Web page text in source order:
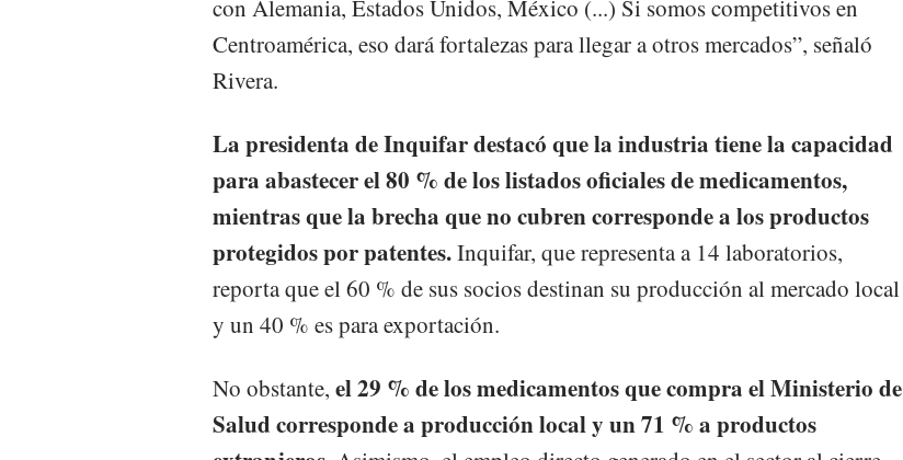
con Alemania, Estados Unidos, México (...) Si somos competitivos en
Centroamérica, eso dará fortalezas para llegar a otros mercados”, señaló
Rivera.
La presidenta de Inquifar destacó que la industria tiene la capacidad
para abastecer el 80 % de los listados oficiales de medicamentos,
mientras que la brecha que no cubren corresponde a los productos
protegidos por patentes.Inquifar, que representa a 14 laboratorios,
reporta que el 60 % de sus socios destinan su producción al mercado local
y un 40 % es para exportación.
No obstante, el 29 % de los medicamentos que compra el Ministerio de
Salud corresponde a producción local y un 71 % a productos